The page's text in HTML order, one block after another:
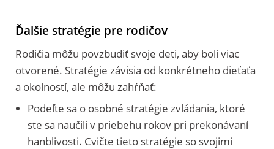
Ďalšie stratégie pre rodičov
Rodičia môžu povzbudiť svoje deti, aby boli viac
otvorené. Stratégie závisia od konkrétneho dieťaťa
a okolností, ale môžu zahŕňať:
Podeľte sa o osobné stratégie zvládania, ktoré
ste sa naučili v priebehu rokov pri prekonávaní
hanblivosti. Cvičte tieto stratégie so svojimi